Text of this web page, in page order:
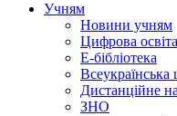
Учням
Новини учням
Цифрова освіта
E-бібліотека
Дистанційне
ЗНО